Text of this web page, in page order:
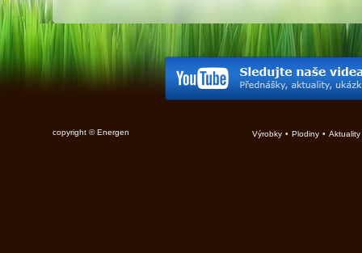
copyright © Energen Výrobky • Plodiny • Aktuality